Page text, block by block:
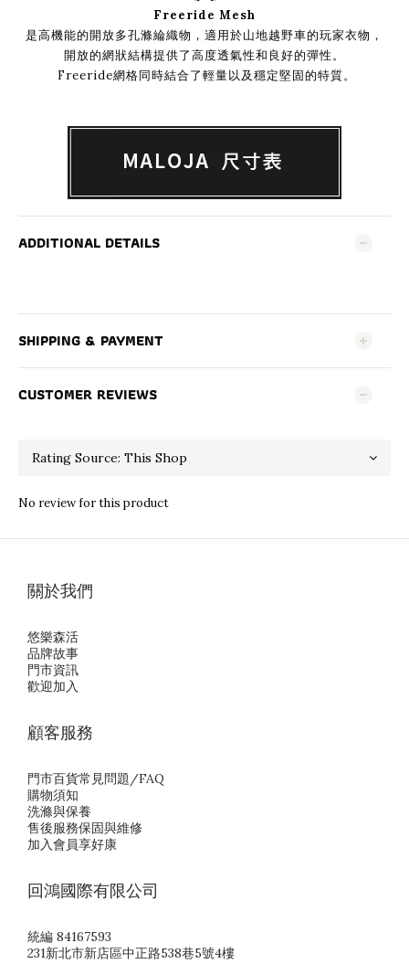
Freeride Mesh
是高機能的開放多孔滌綸織物，適用於山地越野車的玩家衣物，
開放的網狀結構提供了高度透氣性和良好的彈性。
Freeride網格同時結合了輕量以及穩定堅固的特質。
ADDITIONAL DETAILS
SHIPPING & PAYMENT
CUSTOMER REVIEWS
No review for this product
關於我們
悠樂森活
品牌故事
門市資訊
歡迎加入
顧客服務
門市百貨常見問題/FAQ
購物須知
洗滌與保養
售後服務保固與維修
加入會員享好康
回鴻國際有限公司
統編 84167593
231新北市新店區中正路538巷5號4樓